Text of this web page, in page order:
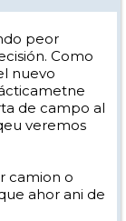
peor
Como
nuevo
de campo al
veremos
camion o
ahor ani de